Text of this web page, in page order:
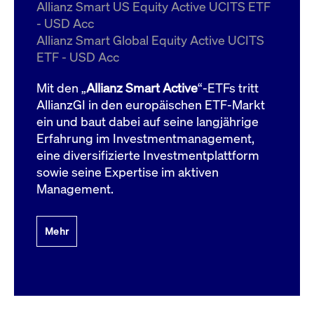
Allianz Smart US Equity Active UCITS ETF
- USD Acc
Allianz Smart Global Equity Active UCITS
ETF - USD Acc
Mit den „Allianz Smart Active“-ETFs tritt
AllianzGI in den europäischen ETF-Markt
ein und baut dabei auf seine langjährige
Erfahrung im Investmentmanagement,
eine diversifizierte Investmentplattform
sowie seine Expertise im aktiven
Management.
Mehr
ApplicationGatewayAffinityCORS
boerse.com
Domain
bis